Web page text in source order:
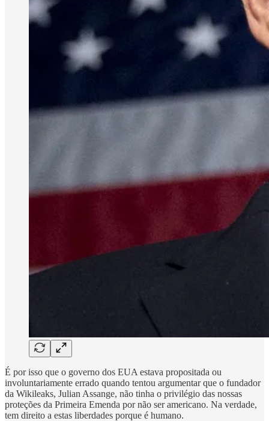
É por isso que o governo dos EUA estava propositada ou
involuntariamente errado quando tentou argumentar que o fundador
da Wikileaks, Julian Assange, não tinha o privilégio das nossas
proteções da Primeira Emenda por não ser americano. Na verdade,
tem direito a estas liberdades porque é humano.